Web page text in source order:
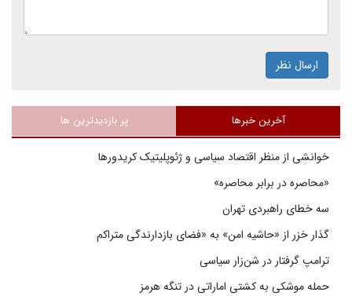
ارسال نظر
آخرین خبرها پر بازدیدترین ها
خوانشی از منظر اقتصاد سیاسی و ژئوپلیتیک کریدورها
«محاصره در برابر محاصره»
سه خطای راهبردی تهران
گذار خزر از «حاشیه امن» به «فضای بازدارندگی متراکم
ترامپ گرفتار در شن‌زار سیاسی
حمله موشکی به کشتی اماراتی در تنگه هرمز